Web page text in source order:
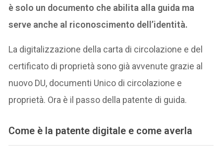
è solo un documento che abilita alla guida ma
serve anche al riconoscimento dell’identità.
La digitalizzazione della carta di circolazione e del
certificato di proprietà sono già avvenute grazie al
nuovo DU, documenti Unico di circolazione e
proprietà. Ora è il passo della patente di guida.
Come è la patente digitale e come averla